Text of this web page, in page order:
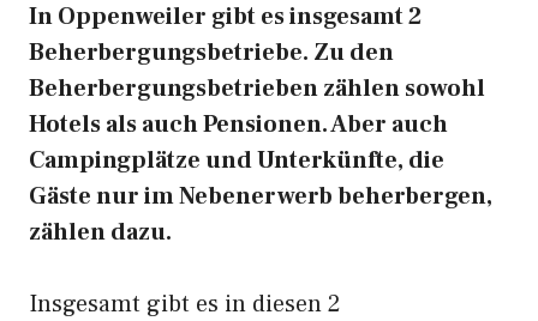
In Oppenweiler gibt es insgesamt 2
Beherbergungsbetriebe. Zu den
Beherbergungsbetrieben zählen sowohl
Hotels als auch Pensionen. Aber auch
Campingplätze und Unterkünfte, die
Gäste nur im Nebenerwerb beherbergen,
zählen dazu.
Insgesamt gibt es in diesen 2